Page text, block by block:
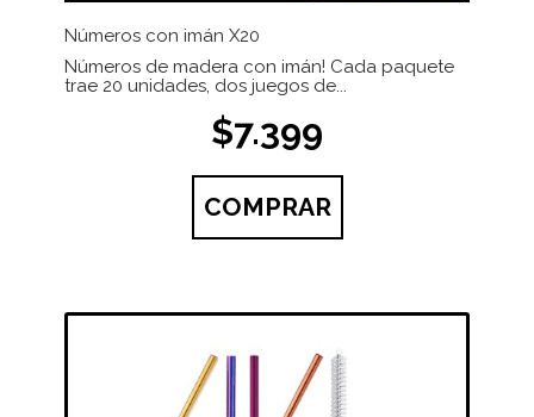
Números con imán X20
Números de madera con imán! Cada paquete
trae 20 unidades, dos juegos de...
$7.399
COMPRAR